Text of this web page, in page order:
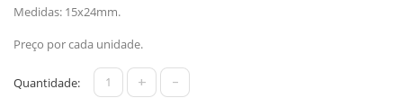
Medidas: 15x24mm.
Preço por cada unidade.
Quantidade: + -